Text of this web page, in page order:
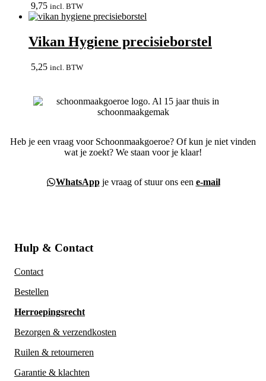
9,75 incl. BTW
Vikan Hygiene precisieborstel
5,25 incl. BTW
Heb je een vraag voor Schoonmaakgoeroe? Of kun je niet vinden
wat je zoekt? We staan voor je klaar!
WhatsAppje vraag of stuur ons een e-mail
Hulp & Contact
Contact
Bestellen
Herroepingsrecht
Bezorgen & verzendkosten
Ruilen & retourneren
Garantie & klachten